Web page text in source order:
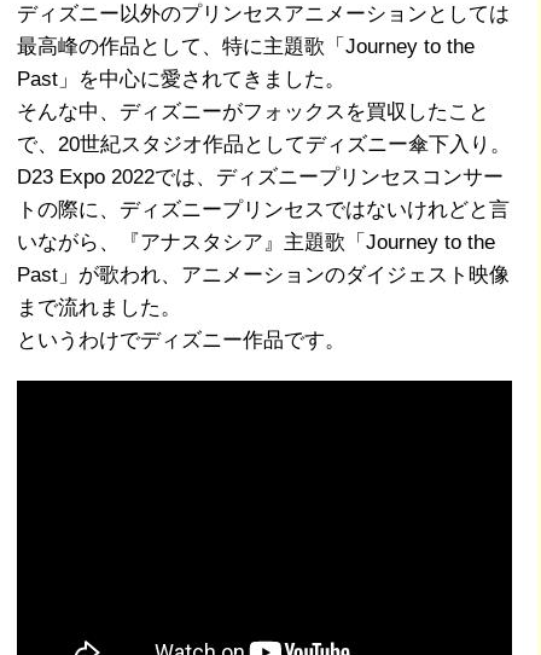
ディズニー以外のプリンセスアニメーションとしては
最高峰の作品として、特に主題歌「Journey to the
Past」を中心に愛されてきました。
そんな中、ディズニーがフォックスを買収したこと
で、20世紀スタジオ作品としてディズニー傘下入り。
D23 Expo 2022では、ディズニープリンセスコンサー
トの際に、ディズニープリンセスではないけれどと言
いながら、『アナスタシア』主題歌「Journey to the
Past」が歌われ、アニメーションのダイジェスト映像
まで流れました。
というわけでディズニー作品です。